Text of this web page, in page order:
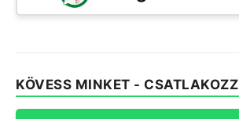
KÖVESS MINKET - CSATLAKOZZ